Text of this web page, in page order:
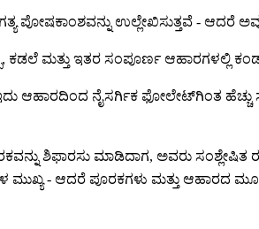
ಪೋಷಕಾಂಶವನ್ನು ಉಲ್ಲೇಖಿಸುತ್ತವೆ - ಆದರೆ
ಮತ್ತು ಇತರ ಸಂಪೂರ್ಣ ಆಹಾರಗಳಲ್ಲಿ
ಆಹಾರದಿಂದ ನೈಸರ್ಗಿಕ ಫೋಲೇಟ್‌ಗಿಂತ
ಶಿಫಾರಸು ಮಾಡಿದಾಗ, ಅವರು ಸಂಶ್ಲೇಷಿತ
- ಆದರೆ ಪೂರಕಗಳು ಮತ್ತು ಆಹಾರದ